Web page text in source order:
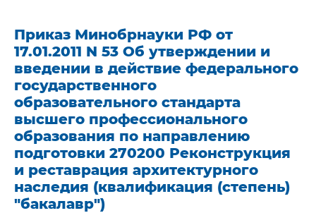
Приказ Минобрнауки РФ от
17.01.2011 N 53 Об утверждении и
введении в действие федерального
государственного
образовательного стандарта
высшего профессионального
образования по направлению
подготовки 270200 Реконструкция
и реставрация архитектурного
наследия (квалификация (степень)
"бакалавр")